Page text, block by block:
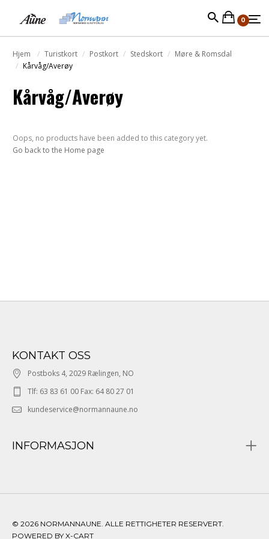
0
Hjem Turistkort Postkort Stedskort
Møre & Romsdal
Kårvåg/Averøy
Kårvåg/Averøy
Oops, no products have been added to this category yet.
Go back to the Home page
KONTAKT OSS
Postboks 4, 2029 Rælingen, NO
Tlf: 63 83 61 00 Fax: 64 80 27 01
kundeservice@normannaune.no
INFORMASJON
© 2026 NORMANNAUNE. ALLE RETTIGHETER RESERVERT.
POWERED BY X-CART